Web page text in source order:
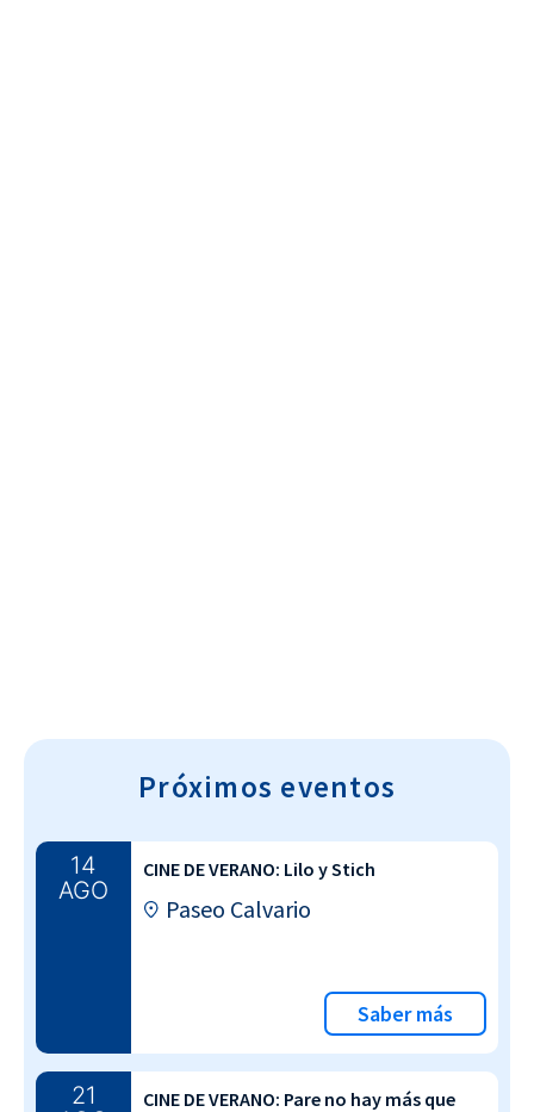
Próximos eventos
14
AGO
CINE DE VERANO: Lilo y Stich
Paseo Calvario
Saber más
21
CINE DE VERANO: Pare no hay más que